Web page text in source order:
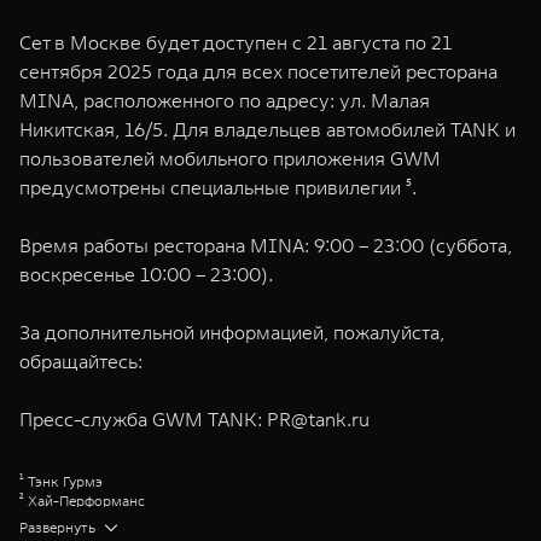
Сет в Москве будет доступен с 21 августа по 21
сентября 2025 года для всех посетителей ресторана
MINA, расположенного по адресу: ул. Малая
Никитская, 16/5. Для владельцев автомобилей TANK и
пользователей мобильного приложения GWM
предусмотрены специальные привилегии ⁵.
Время работы ресторана MINA: 9:00 – 23:00 (суббота,
воскресенье 10:00 – 23:00).
За дополнительной информацией, пожалуйста,
обращайтесь:
Пресс-служба GWM TANK: PR@tank.ru
¹ Тэнк Гурмэ
² Хай-Перформанс
³ Хай-Чардж
Развернуть